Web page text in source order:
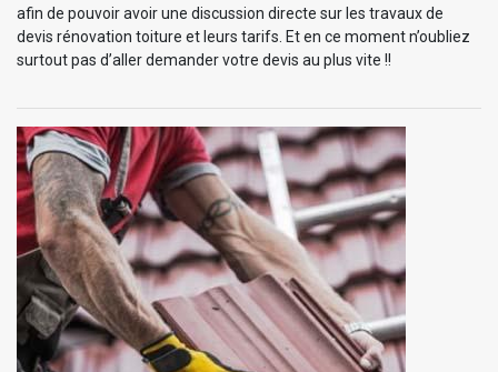
afin de pouvoir avoir une discussion directe sur les travaux de
devis rénovation toiture et leurs tarifs. Et en ce moment n’oubliez
surtout pas d’aller demander votre devis au plus vite !!